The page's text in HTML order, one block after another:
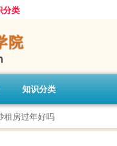
分类
知识分类
租房过年好吗